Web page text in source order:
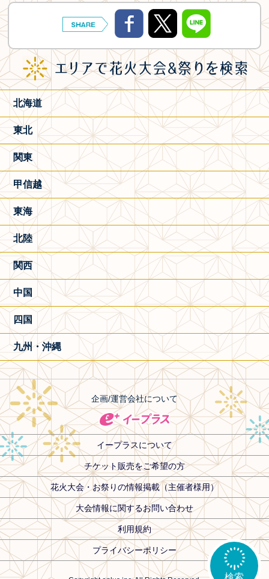
北海道
東北
関東
甲信越
東海
北陸
関西
中国
四国
九州・沖縄
企画/運営会社について
イープラスについて
チケット販売をご希望の方
花火大会・お祭りの情報掲載（主催者様用）
大会情報に関するお問い合わせ
利用規約
プライバシーポリシー